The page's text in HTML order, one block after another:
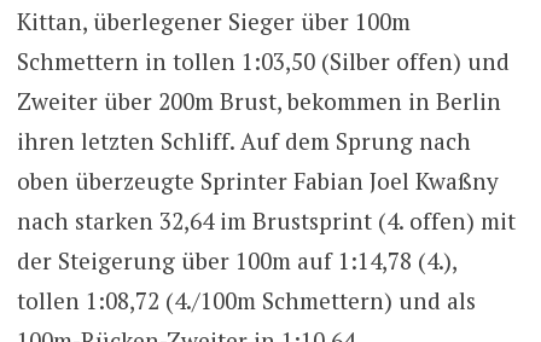
Kittan, überlegener Sieger über 100m
Schmettern in tollen 1:03,50 (Silber offen) und
Zweiter über 200m Brust, bekommen in Berlin
ihren letzten Schliff. Auf dem Sprung nach
oben überzeugte Sprinter Fabian Joel Kwaßny
nach starken 32,64 im Brustsprint (4. offen) mit
der Steigerung über 100m auf 1:14,78 (4.),
tollen 1:08,72 (4./100m Schmettern) und als